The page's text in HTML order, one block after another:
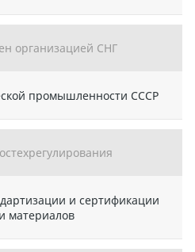
организацией СНГ
промышленности СССР
и сертификации
материалов